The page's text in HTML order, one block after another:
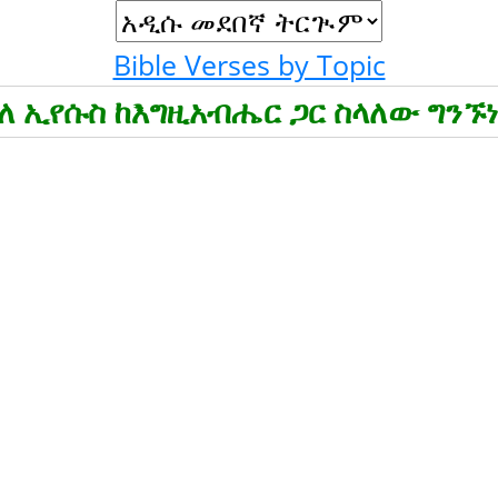
Bible Verses by Topic
ኢየሱስ ከእግዚአብሔር ጋር ስላለው